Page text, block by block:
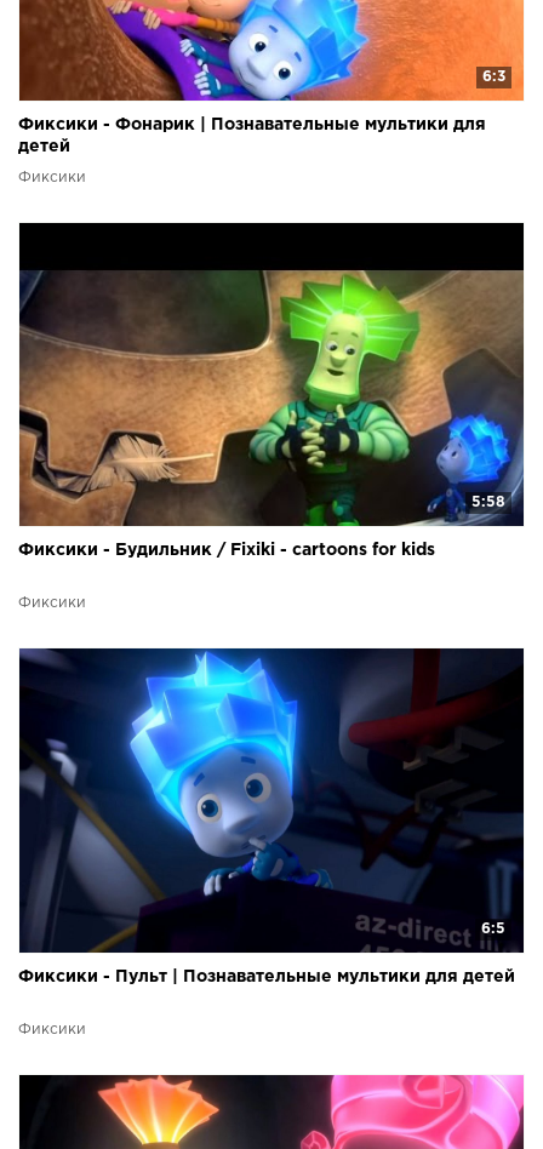
6:3
Фиксики - Фонарик | Познавательные мультики для
детей
Фиксики
5:58
Фиксики - Будильник / Fixiki - cartoons for kids
Фиксики
6:5
Фиксики - Пульт | Познавательные мультики для детей
Фиксики